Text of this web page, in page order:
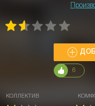
6
КОЛЛЕКТИВ